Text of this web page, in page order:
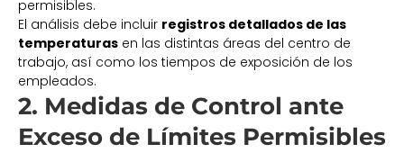
permisibles.
El análisis debe incluir registros detallados de las
temperaturas en las distintas áreas del centro de
trabajo, así como los tiempos de exposición de los
empleados.
2. Medidas de Control ante
Exceso de Límites Permisibles